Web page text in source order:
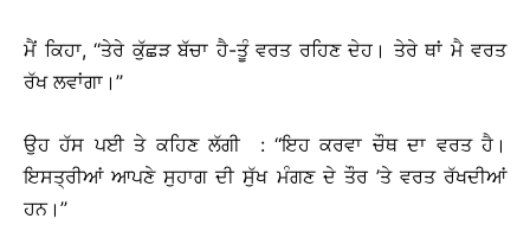
ਮੈਂ ਕਿਹਾ, ‘‘ਤੇਰੇ ਕੁੱਛੜ ਬੱਚਾ ਹੈ-ਤੂੰ ਵਰਤ ਰਹਿਣ ਦੇਹ। ਤੇਰੇ ਥਾਂ ਮੈ ਵਰਤ
ਰੱਖ ਲਵਾਂਗਾ।’’
ਉਹ ਹੱਸ ਪਈ ਤੇ ਕਹਿਣ ਲੱਗੀ : ‘‘ਇਹ ਕਰਵਾ ਚੌਥ ਦਾ ਵਰਤ ਹੈ।
ਇਸਤ੍ਰੀਆਂ ਆਪਣੇ ਸੁਹਾਗ ਦੀ ਸੁੱਖ ਮੰਗਣ ਦੇ ਤੌਰ ’ਤੇ ਵਰਤ ਰੱਖਦੀਆਂ
ਹਨ।’’